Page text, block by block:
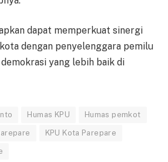
dapat memperkuat sinergi
dengan penyelenggara pemilu
yang lebih baik di
Humas KPU Humas pemkot
KPU Kota Parepare